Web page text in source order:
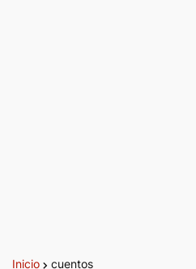
Inicio cuentos